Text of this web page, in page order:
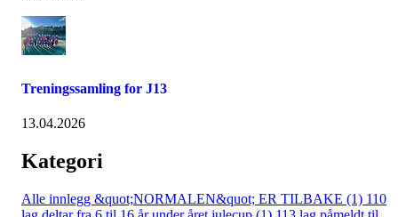
Treningssamling for J13
13.04.2026
Kategori
Alle innlegg &quot;NORMALEN&quot; ER TILBAKE (1) 110